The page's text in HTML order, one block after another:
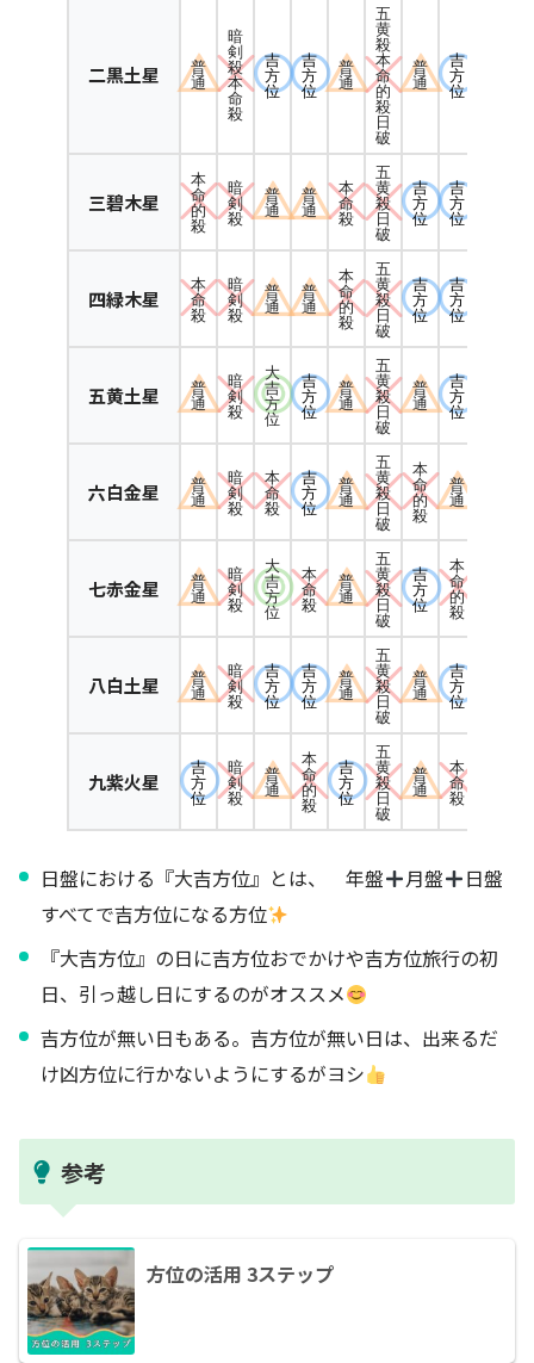
二黒土星
普
通
暗
剣
殺
本
命
殺
吉
方
位
吉
方
位
普
通
五
黄
殺
本
命
的
殺
日
破
普
通
吉
方
位
三碧木星
本
命
的
殺
暗
剣
殺
普
通
普
通
本
命
殺
五
黄
殺
日
破
吉
方
位
吉
方
位
四緑木星
本
命
殺
暗
剣
殺
普
通
普
通
本
命
的
殺
五
黄
殺
日
破
吉
方
位
吉
方
位
五黄土星
普
通
暗
剣
殺
大
吉
方
位
吉
方
位
普
通
五
黄
殺
日
破
普
通
吉
方
位
六白金星
普
通
暗
剣
殺
本
命
殺
吉
方
位
普
通
五
黄
殺
日
破
本
命
的
殺
普
通
七赤金星
普
通
暗
剣
殺
大
吉
方
位
本
命
殺
普
通
五
黄
殺
日
破
吉
方
位
本
命
的
殺
八白土星
普
通
暗
剣
殺
吉
方
位
吉
方
位
普
通
五
黄
殺
日
破
普
通
吉
方
位
九紫火星
吉
方
位
暗
剣
殺
普
通
本
命
的
殺
吉
方
位
五
黄
殺
日
破
普
通
本
命
殺
日盤における『大吉方位』とは、 年盤 月盤
日盤
すべてで吉方位になる方位
『大吉方位』の日に吉方位おでかけや吉方位旅行の初
日、引っ越し日にするのがオススメ
吉方位が無い日もある。吉方位が無い日は、出来るだ
け凶方位に行かないようにするがヨシ
参考
方位の活用 3ステップ